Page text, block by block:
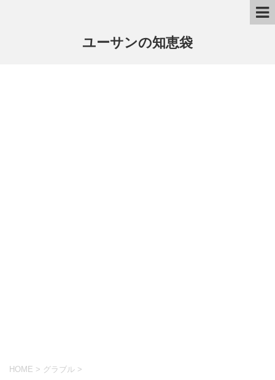
ユーサンの知恵袋
HOME > グラブル >